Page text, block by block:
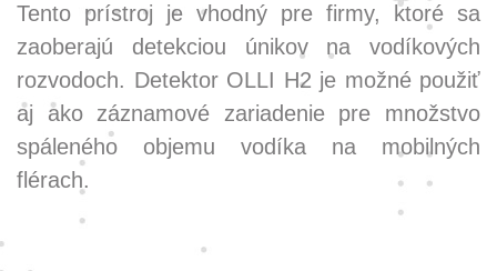
Tento prístroj je vhodný pre firmy, ktoré sa
zaoberajú detekciou únikov na vodíkových
rozvodoch. Detektor OLLI H2 je možné použiť
aj ako záznamové zariadenie pre množstvo
spáleného objemu vodíka na mobilných
flérach.